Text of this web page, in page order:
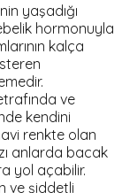
yaşadığı
hormonuyla
kalça
ve
kendini
renkte olan
anlarda bacak
yol açabilir.
ve şiddetli